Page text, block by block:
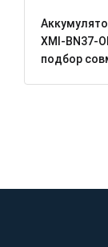
XMI-BN37-
подбор